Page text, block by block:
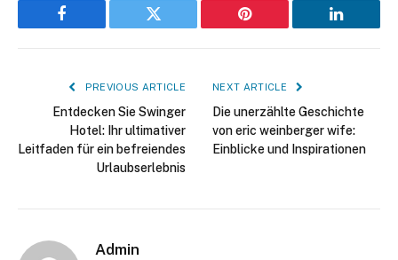
Facebook Twitter Pinterest LinkedIn
PREVIOUS ARTICLE
Entdecken Sie Swinger
Hotel: Ihr ultimativer
Leitfaden für ein befreiendes
Urlaubserlebnis
NEXT ARTICLE
Die unerzählte Geschichte
von eric weinberger wife:
Einblicke und Inspirationen
Admin